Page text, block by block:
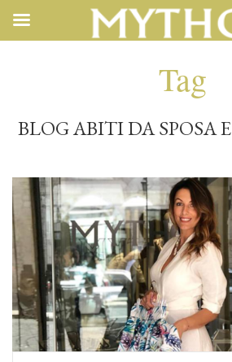
Tag
BLOG ABITI DA SPOSA